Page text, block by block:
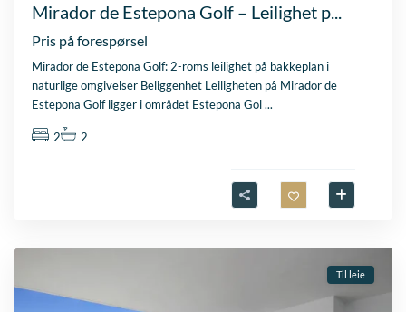
Mirador de Estepona Golf – Leilighet p...
Pris på forespørsel
Mirador de Estepona Golf: 2-roms leilighet på bakkeplan i
naturlige omgivelser Beliggenhet Leiligheten på Mirador de
Estepona Golf ligger i området Estepona Gol...
2 2
Til leie